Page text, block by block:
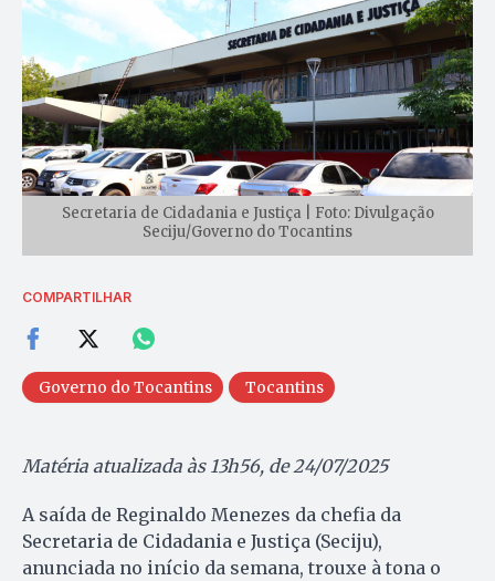
Secretaria de Cidadania e Justiça | Foto: Divulgação
Seciju/Governo do Tocantins
COMPARTILHAR
Governo do Tocantins Tocantins
Matéria atualizada às 13h56, de 24/07/2025
A saída de Reginaldo Menezes da chefia da
Secretaria de Cidadania e Justiça (Seciju),
anunciada no início da semana, trouxe à tona o